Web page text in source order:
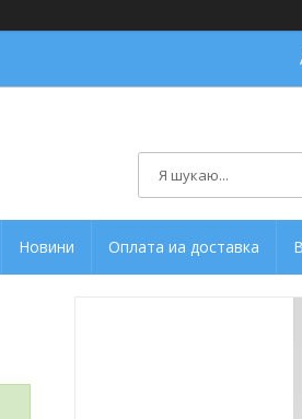
Новини Оплата иа доставка